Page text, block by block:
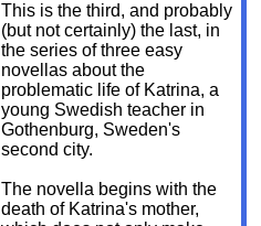
This is the third, and probably
(but not certainly) the last, in
the series of three easy
novellas about the
problematic life of Katrina, a
young Swedish teacher in
Gothenburg, Sweden's
second city.
The novella begins with the
death of Katrina's mother,